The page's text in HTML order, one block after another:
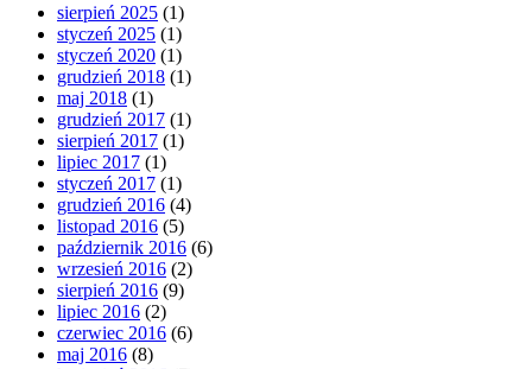
sierpień 2025 (1)
styczeń 2025 (1)
styczeń 2020 (1)
grudzień 2018 (1)
maj 2018 (1)
grudzień 2017 (1)
sierpień 2017 (1)
lipiec 2017 (1)
styczeń 2017 (1)
grudzień 2016 (4)
listopad 2016 (5)
październik 2016 (6)
wrzesień 2016 (2)
sierpień 2016 (9)
lipiec 2016 (2)
czerwiec 2016 (6)
maj 2016 (8)